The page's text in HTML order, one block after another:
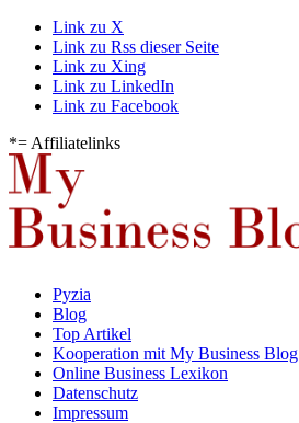
Link zu X
Link zu Rss dieser Seite
Link zu Xing
Link zu LinkedIn
Link zu Facebook
*= Affiliatelinks
Pyzia
Blog
Top Artikel
Kooperation mit My Business Blog
Online Business Lexikon
Datenschutz
Impressum